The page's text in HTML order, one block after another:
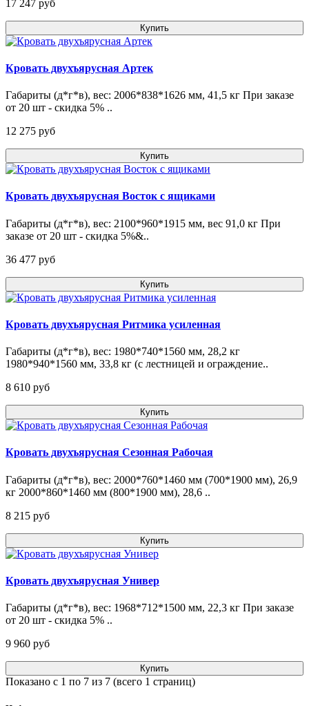
17 247 pуб
Купить
Кровать двухъярусная Артек
Габариты (д*г*в), вес: 2006*838*1626 мм, 41,5 кг При заказе
от 20 шт - скидка 5% ..
12 275 pуб
Купить
Кровать двухъярусная Восток с ящиками
Габариты (д*г*в), вес: 2100*960*1915 мм, вес 91,0 кг При
заказе от 20 шт - скидка 5%&..
36 477 pуб
Купить
Кровать двухъярусная Ритмика усиленная
Габариты (д*г*в), вес: 1980*740*1560 мм, 28,2 кг
1980*940*1560 мм, 33,8 кг (с лестницей и ограждение..
8 610 pуб
Купить
Кровать двухъярусная Сезонная Рабочая
Габариты (д*г*в), вес: 2000*760*1460 мм (700*1900 мм), 26,9
кг 2000*860*1460 мм (800*1900 мм), 28,6 ..
8 215 pуб
Купить
Кровать двухъярусная Универ
Габариты (д*г*в), вес: 1968*712*1500 мм, 22,3 кг При заказе
от 20 шт - скидка 5% ..
9 960 pуб
Купить
Показано с 1 по 7 из 7 (всего 1 страниц)